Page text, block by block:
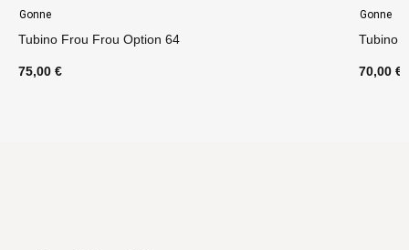
Gonne
Tubino Frou Frou Option 64
75,00 €
Gonne
Tubino
70,00 €